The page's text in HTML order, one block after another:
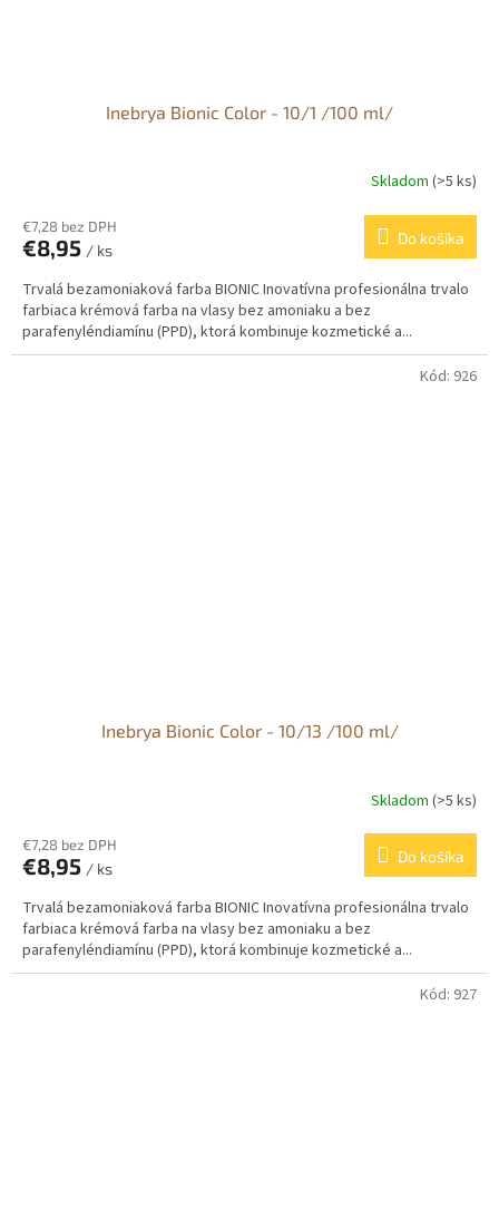
Inebrya Bionic Color - 10/1 /100 ml/
Skladom (>5 ks)
€7,28 bez DPH
€8,95 / ks
Do košíka
Trvalá bezamoniaková farba BIONIC Inovatívna profesionálna trvalo
farbiaca krémová farba na vlasy bez amoniaku a bez
parafenyléndiamínu (PPD), ktorá kombinuje kozmetické a...
Inebrya Bionic Color - 10/13 /100 ml/
Skladom (>5 ks)
€7,28 bez DPH
€8,95 / ks
Do košíka
Trvalá bezamoniaková farba BIONIC Inovatívna profesionálna trvalo
farbiaca krémová farba na vlasy bez amoniaku a bez
parafenyléndiamínu (PPD), ktorá kombinuje kozmetické a...
Kód: 926
Kód: 927